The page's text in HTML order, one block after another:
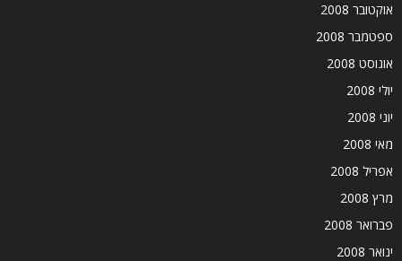
אוקטובר 2008
ספטמבר 2008
אוגוסט 2008
יולי 2008
יוני 2008
מאי 2008
אפריל 2008
מרץ 2008
פברואר 2008
ינואר 2008